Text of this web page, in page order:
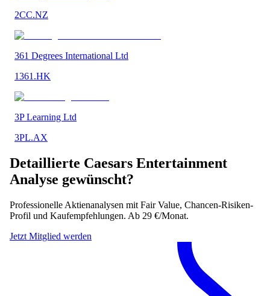
2CC.NZ
361 Degrees International Ltd
1361.HK
3P Learning Ltd
3PL.AX
Detaillierte Caesars Entertainment
Analyse gewünscht?
Professionelle Aktienanalysen mit Fair Value, Chancen-Risiken-
Profil und Kaufempfehlungen. Ab 29 €/Monat.
Jetzt Mitglied werden